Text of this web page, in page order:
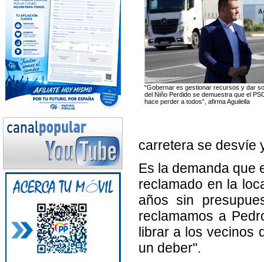
“Gobernar es gestionar recursos y dar
del Niño Perdido se demuestra que el
hace perder a todos”, afirma Aguilella
carretera se desvíe
Es la demanda que
reclamado en la
años sin
reclamamos a
librar a los vecinos
un deber".